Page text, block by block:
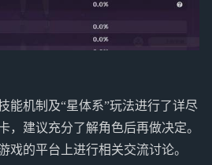
能机制及“星体系”玩法进行了详尽
，建议充分了解角色后再做决定。
戏的平台上进行相关交流讨论。